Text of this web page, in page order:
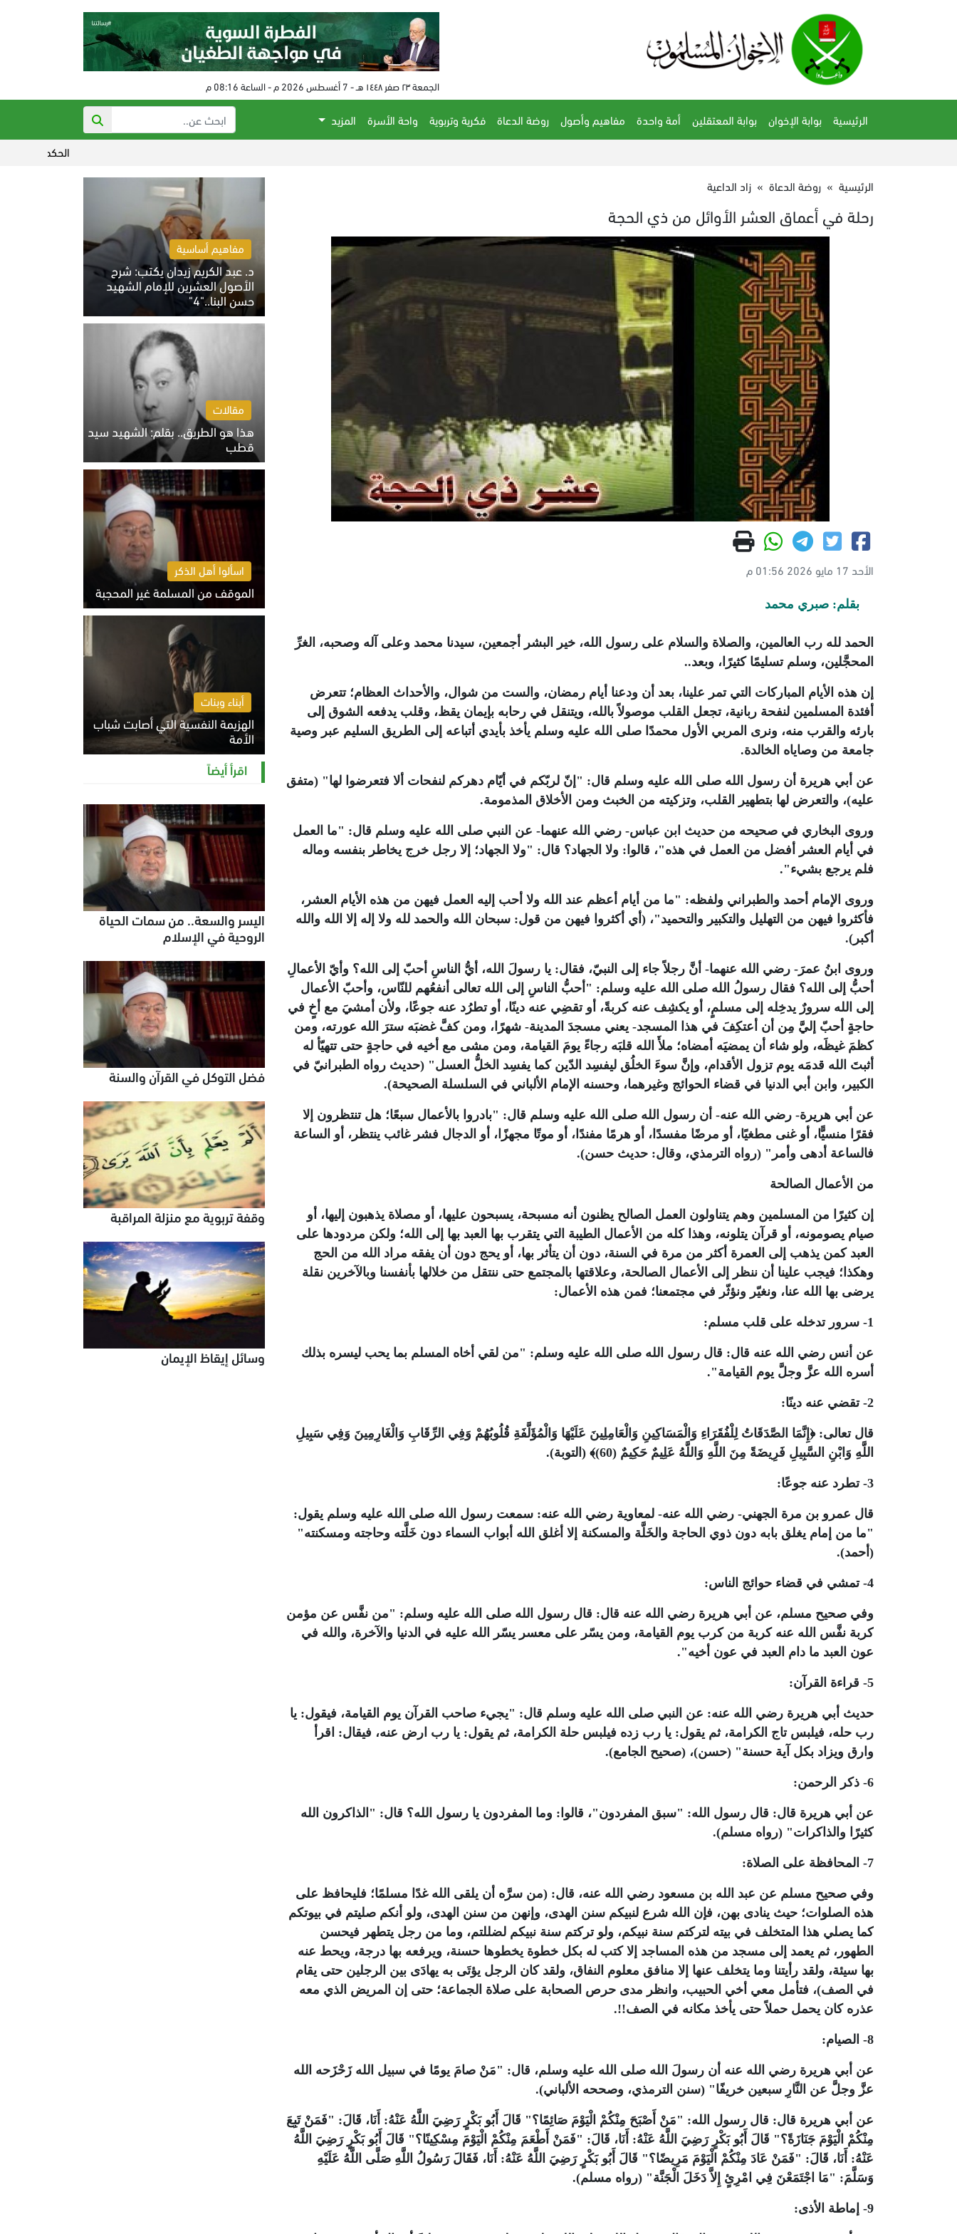
الجمعة ٢٣ صفر ١٤٤٨ هـ - 7 أغسطس 2026 م - الساعة 08:16 م
الرئيسية بوابة الإخوان بوابة المعتقلين أمة واحدة مفاهيم وأصول روضة الدعاة فكرية وتربوية واحة الأسرة
المزيد
الحكم على مفتي النظام البائد في
الرئيسية » روضة الدعاة » زاد الداعية
رحلة في أعماق العشر الأوائل من ذي الحجة
الأحد 17 مايو 2026 01:56 م
بقلم: صبري محمد
الحمد لله رب العالمين، والصلاة والسلام على رسول الله، خير البشر أجمعين، سيدنا محمد وعلى آله وصحبه، الغرِّ
المحجَّلين، وسلم تسليمًا كثيرًا، وبعد..
إن هذه الأيام المباركات التي تمر علينا، بعد أن ودعنا أيام رمضان، والست من شوال، والأحداث العظام؛ تتعرض
أفئدة المسلمين لنفحة ربانية، تجعل القلب موصولاً بالله، ويتنقل في رحابه بإيمان يقظ، وقلب يدفعه الشوق إلى
بارئه والقرب منه، ونرى المربي الأول محمدًا صلى الله عليه وسلم يأخذ بأيدي أتباعه إلى الطريق السليم عبر وصية
جامعة من وصاياه الخالدة.
عن أبي هريرة أن رسول الله صلى الله عليه وسلم قال: "إنّ لربّكم في أيّام دهركم لنفحات ألا فتعرضوا لها" (متفق
عليه)، والتعرض لها بتطهير القلب، وتزكيته من الخبث ومن الأخلاق المذمومة.
وروى البخاري في صحيحه من حديث ابن عباس- رضي الله عنهما- عن النبي صلى الله عليه وسلم قال: "ما العمل
في أيام العشر أفضل من العمل في هذه"، قالوا: ولا الجهاد؟ قال: "ولا الجهاد؛ إلا رجل خرج يخاطر بنفسه وماله
فلم يرجع بشيء".
وروى الإمام أحمد والطبراني ولفظه: "ما من أيام أعظم عند الله ولا أحب إليه العمل فيهن من هذه الأيام العشر،
فأكثروا فيهن من التهليل والتكبير والتحميد"، (أي أكثروا فيهن من قول: سبحان الله والحمد لله ولا إله إلا الله والله
أكبر).
وروى ابنُ عمرَ- رضي الله عنهما- أنَّ رجلاً جاء إلى النبيّ، فقال: يا رسولَ الله، أيُّ الناسِ أحبّ إلى الله؟ وأيّ الأعمالِ
أحبُّ إلى الله؟ فقال رسولُ الله صلى الله عليه وسلم: "أحبُّ الناسِ إلى الله تعالى أنفعُهم للنّاس، وأحبّ الأعمال
إلى الله سرورٌ يدخِله إلى مسلمٍ، أو يكشِف عنه كربةً، أو تقضِي عنه دينًا، أو تطرُد عنه جوعًا، ولأن أمشيَ مع أخٍ في
حاجةٍ أحبّ إليَّ مِن أن أعتكِفَ في هذا المسجد- يعني مسجدَ المدينة- شهرًا، ومن كفَّ غضبَه سترَ الله عورته، ومن
كظمَ غيظَه، ولو شاء أن يمضيَه أمضاه؛ ملأَ الله قلبَه رجاءً يومَ القيامة، ومن مشى مع أخيه في حاجةٍ حتى تتهيّأ له
أثبتَ الله قدمَه يوم تزول الأقدام، وإنَّ سوءَ الخلُق ليفسِد الدّين كما يفسِد الخلُّ العسل" (حديث رواه الطبرانيّ في
الكبير، وابن أبي الدنيا في قضاء الحوائج وغيرهما، وحسنه الإمام الألباني في السلسلة الصحيحة).
عن أبي هريرة- رضي الله عنه- أن رسول الله صلى الله عليه وسلم قال: "بادروا بالأعمال سبعًا؛ هل تنتظرون إلا
فقرًا منسيًّا، أو غنى مطغيًا، أو مرضًا مفسدًا، أو هرمًا مفندًا، أو موتًا مجهزًا، أو الدجال فشر غائب ينتظر، أو الساعة
فالساعة أدهى وأمر" (رواه الترمذي، وقال: حديث حسن).
من الأعمال الصالحة
إن كثيرًا من المسلمين وهم يتناولون العمل الصالح يظنون أنه مسبحة، يسبحون عليها، أو مصلاة يذهبون إليها، أو
صيام يصومونه، أو قرآن يتلونه، وهذا كله من الأعمال الطيبة التي يتقرب بها العبد بها إلى الله؛ ولكن مردودها على
العبد كمن يذهب إلى العمرة أكثر من مرة في السنة، دون أن يتأثر بها، أو يحج دون أن يفقه مراد الله من الحج
وهكذا؛ فيجب علينا أن ننظر إلى الأعمال الصالحة، وعلاقتها بالمجتمع حتى ننتقل من خلالها بأنفسنا وبالآخرين نقلة
يرضى بها الله عنا، ونغيّر ونؤثّر في مجتمعنا؛ فمن هذه الأعمال:
1- سرور تدخله على قلب مسلم:
عن أنس رضي الله عنه قال: قال رسول الله صلى الله عليه وسلم: "من لقي أخاه المسلم بما يحب ليسره بذلك
أسره الله عزَّ وجلَّ يوم القيامة".
2- تقضي عنه دينًا:
قال تعالى: ﴿إِنَّمَا الصَّدَقَاتُ لِلْفُقَرَاءِ وَالْمَسَاكِينِ وَالْعَامِلِينَ عَلَيْهَا وَالْمُؤَلَّفَةِ قُلُوبُهُمْ وَفِي الرِّقَابِ وَالْغَارِمِينَ وَفِي سَبِيلِ
اللَّهِ وَابْنِ السَّبِيلِ فَرِيضَةً مِنَ اللَّهِ وَاللَّهُ عَلِيمٌ حَكِيمٌ (60)﴾ (التوبة).
3- تطرد عنه جوعًا:
قال عمرو بن مرة الجهني- رضي الله عنه- لمعاوية رضي الله عنه: سمعت رسول الله صلى الله عليه وسلم يقول:
"ما من إمام يغلق بابه دون ذوي الحاجة والخَلَّة والمسكنة إلا أغلق الله أبواب السماء دون خَلَّته وحاجته ومسكنته"
(أحمد).
4- تمشي في قضاء حوائج الناس:
وفي صحيح مسلم، عن أبي هريرة رضي الله عنه قال: قال رسول الله صلى الله عليه وسلم: "من نفَّس عن مؤمن
كربة نفَّس الله عنه كربة من كرب يوم القيامة، ومن يسّر على معسر يسّر الله عليه في الدنيا والآخرة، والله في
عون العبد ما دام العبد في عون أخيه".
5- قراءة القرآن:
حديث أبي هريرة رضي الله عنه: عن النبي صلى الله عليه وسلم قال: "يجيء صاحب القرآن يوم القيامة، فيقول: يا
رب حله، فيلبس تاج الكرامة، ثم يقول: يا رب زده فيلبس حلة الكرامة، ثم يقول: يا رب ارض عنه، فيقال: اقرأ
وارق ويزاد بكل آية حسنة" (حسن)، (صحيح الجامع).
6- ذكر الرحمن:
عن أبي هريرة قال: قال رسول الله: "سبق المفردون"، قالوا: وما المفردون يا رسول الله؟ قال: "الذاكرون الله
كثيرًا والذاكرات" (رواه مسلم).
7- المحافظة على الصلاة:
وفي صحيح مسلم عن عبد الله بن مسعود رضي الله عنه، قال: (من سرَّه أن يلقى الله غدًا مسلمًا؛ فليحافظ على
هذه الصلوات؛ حيث ينادى بهن، فإن الله شرع لنبيكم سنن الهدى، وإنهن من سنن الهدى، ولو أنكم صليتم في بيوتكم
كما يصلي هذا المتخلف في بيته لتركتم سنة نبيكم، ولو تركتم سنة نبيكم لضللتم، وما من رجل يتطهر فيحسن
الطهور، ثم يعمد إلى مسجد من هذه المساجد إلا كتب له بكل خطوة يخطوها حسنة، ويرفعه بها درجة، ويحط عنه
بها سيئة، ولقد رأيتنا وما يتخلف عنها إلا منافق معلوم النفاق، ولقد كان الرجل يؤتَى به يهادَى بين الرجلين حتى يقام
في الصف)، فتأمل معي أخي الحبيب، وانظر مدى حرص الصحابة على صلاة الجماعة؛ حتى إن المريض الذي معه
عذره كان يحمل حملاً حتى يأخذ مكانه في الصف!!.
8- الصيام:
عن أبي هريرة رضي الله عنه أن رسولَ الله صلى الله عليه وسلم، قال: "مَنْ صامَ يومًا في سبيل الله زَحْزَحه الله
عزَّ وجلَّ عن النَّارِ سبعين خريفًا" (سنن الترمذي، وصححه الألباني).
عن أبي هريرة قال: قال رسول الله: "‏مَنْ أَصْبَحَ مِنْكُمْ الْيَوْمَ صَائِمًا؟" قَالَ ‏‏أَبُو بَكْرٍ ‏رَضِيَ اللَّهُ عَنْهُ: ‏أَنَا، قَالَ: "فَمَنْ تَبِعَ
مِنْكُمْ الْيَوْمَ جَنَازَةً؟" قَالَ ‏‏أَبُو بَكْرٍ ‏رَضِيَ اللَّهُ عَنْهُ: ‏أَنَا، قَالَ: "فَمَنْ أَطْعَمَ مِنْكُمْ الْيَوْمَ مِسْكِينًا؟" قَالَ ‏‏أَبُو بَكْرٍ ‏رَضِيَ اللَّهُ
عَنْهُ: ‏أَنَا، قَالَ: "فَمَنْ عَادَ مِنْكُمْ الْيَوْمَ‏ ‏مَرِيضًا؟" قَالَ ‏‏أَبُو بَكْرٍ ‏رَضِيَ اللَّهُ عَنْهُ: ‏أَنَا، فَقَالَ رَسُولُ اللَّهِ ‏‏صَلَّى اللَّهُ عَلَيْهِ
وَسَلَّمَ: "‏مَا اجْتَمَعْنَ فِي امْرِئٍ إِلاَّ دَخَلَ الْجَنَّة" (رواه مسلم).
9- إماطة الأذى:
مفاهيم أساسية
د. عبد الكريم زيدان يكتب: شرح
الأصول العشرين للإمام الشهيد
حسن البنا.."4"
الخميس 6 أغسطس 2026 10:27 ص
مقالات
هذا هو الطريق.. بقلم: الشهيد سيد
قطب
الخميس 6 أغسطس 2026 10:52 ص
اسألوا أهل الذكر
الموقف من المسلمة غير المحجبة
الخميس 6 أغسطس 2026 10:45 ص
أبناء وبنات
الهزيمة النفسية التي أصابت شباب
الأمة
الخميس 6 أغسطس 2026 11:12 ص
اقرأ أيضاً
اليسر والسعة.. من سمات الحياة
الروحية في الإسلام
فضل التوكل في القرآن والسنة
وقفة تربوية مع منزلة المراقبة
وسائل إيقاظ الإيمان